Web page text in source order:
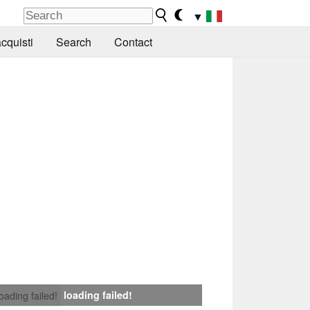
▼
Search Contact
failed! loading failed!